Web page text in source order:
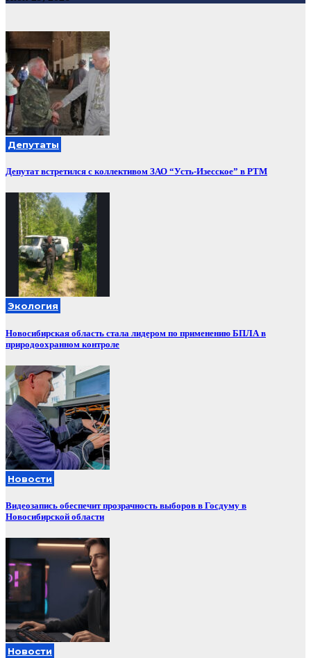
Депутаты
Депутат встретился с коллективом ЗАО “Усть-Изесское” в РТМ
Экология
Новосибирская область стала лидером по применению БПЛА в
природоохранном контроле
Новости
Видеозапись обеспечит прозрачность выборов в Госдуму в
Новосибирской области
Новости